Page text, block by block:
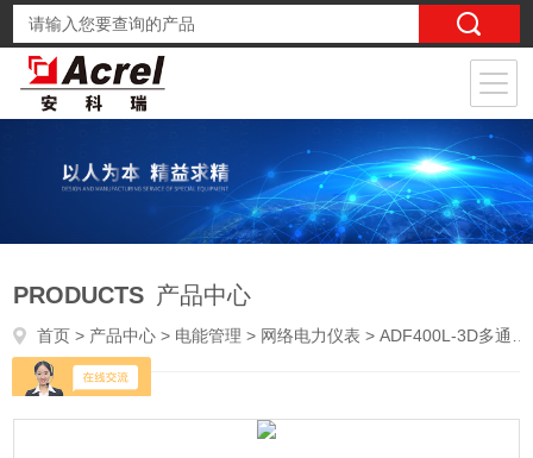
PRODUCTS 产品中心
首页 > 产品中心 > 电能管理 > 网络电力仪表 > ADF400L-3D多通道单相计量电能表